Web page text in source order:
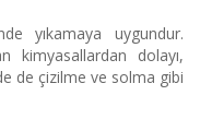
yıkamaya uygundur.
kimyasallardan dolayı,
de çizilme ve solma gibi